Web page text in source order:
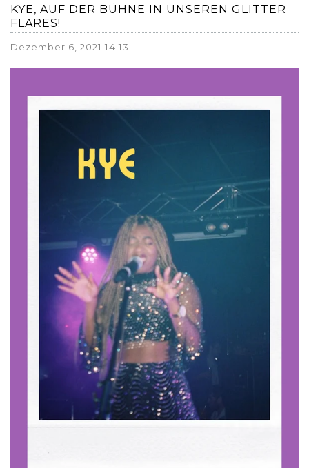
KYE, AUF DER BÜHNE IN UNSEREN GLITTER
FLARES!
Dezember 6, 2021 14:13